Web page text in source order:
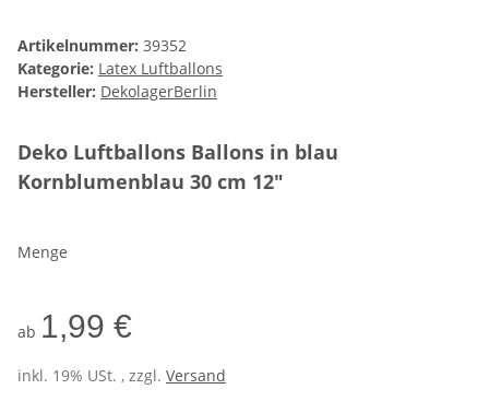
Artikelnummer: 39352
Kategorie: Latex Luftballons
Hersteller: DekolagerBerlin
Deko Luftballons Ballons in blau
Kornblumenblau 30 cm 12"
Menge
ab 1,99 €
inkl. 19% USt. , zzgl. Versand